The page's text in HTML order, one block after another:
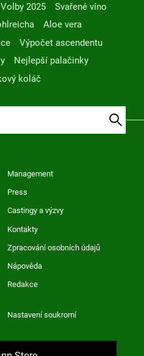
Volby 2025
Svařené víno
Aloe vera
Výpočet ascendentu
Nejlepší palačinky
koláč
Management
Press
Castingy a výzvy
Kontakty
Zpracování osobních údajů
Nápověda
Redakce
Nastavení soukromí